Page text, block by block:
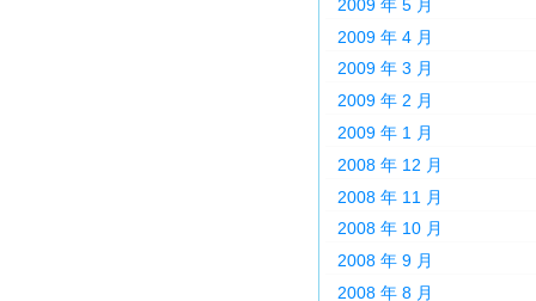
2009 年 5 月
2009 年 4 月
2009 年 3 月
2009 年 2 月
2009 年 1 月
2008 年 12 月
2008 年 11 月
2008 年 10 月
2008 年 9 月
2008 年 8 月